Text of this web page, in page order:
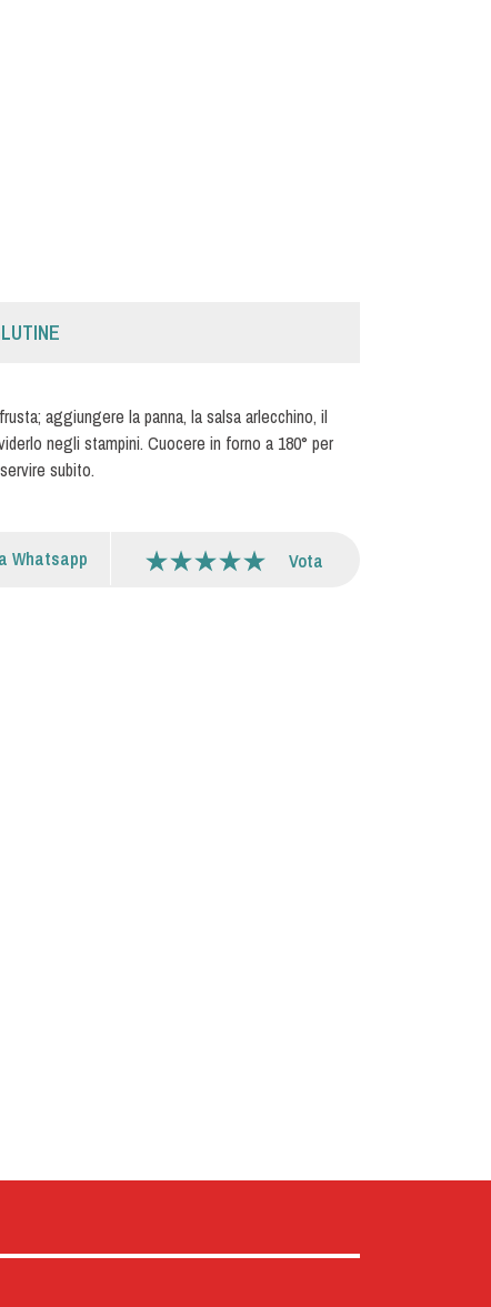
aggiungere la panna, la salsa arlecchino, il
negli stampini. Cuocere in forno a 180° per
subito.
Whatsapp Vota